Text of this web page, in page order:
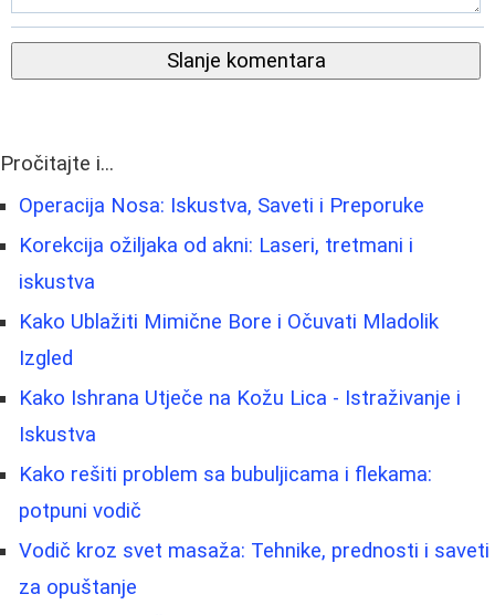
Slanje komentara
Pročitajte i...
Operacija Nosa: Iskustva, Saveti i Preporuke
Korekcija ožiljaka od akni: Laseri, tretmani i
iskustva
Kako Ublažiti Mimične Bore i Očuvati Mladolik
Izgled
Kako Ishrana Utječe na Kožu Lica - Istraživanje i
Iskustva
Kako rešiti problem sa bubuljicama i flekama:
potpuni vodič
Vodič kroz svet masaža: Tehnike, prednosti i saveti
za opuštanje